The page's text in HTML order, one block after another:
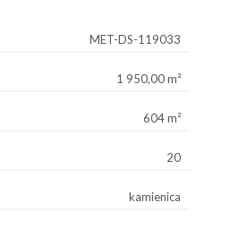
MET-DS-119033
1 950,00 m²
604 m²
20
kamienica